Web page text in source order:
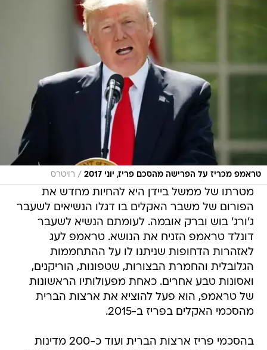
טראמפ מכריז על הפרישה מהסכם פריז, יוני 2017 / רויטרס
מטרתו של ממשל ביידן היא להחיות מחדש את
הפורום של משבר האקלים בו דגלו הנשיאים לשעבר
ג'ורג' בוש וברק אובמה. לעומתם הנשיא לשעבר
דונלד טראמפ הזניח את הנושא. טראמפ לעג
לאזהרות הדחופות שניתנו לו על ההתחממות
הגלובלית והחמרת הבצורות, שטפונות, הוריקנים,
ואסונות טבע אחרים. כאחת מפעולותיו הראשונות
של טראמפ, הוא פעל להוציא את ארצות הברית
מהסכמי האקלים בפריז ב-2015.
בהסכמי פריז ארצות הברית ועוד כ-200 מדינות